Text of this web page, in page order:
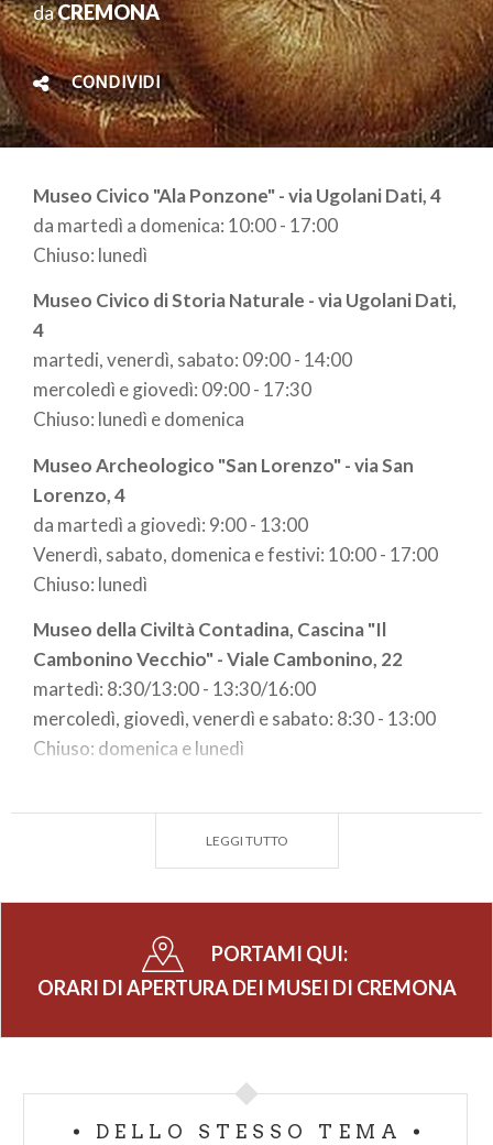
daCREMONA
CONDIVIDI
Museo Civico "Ala Ponzone" - via Ugolani Dati, 4
da martedì a domenica: 10:00 - 17:00
Chiuso: lunedì
Museo Civico di Storia Naturale - via Ugolani Dati,
4
martedi, venerdì, sabato: 09:00 - 14:00
mercoledì e giovedì: 09:00 - 17:30
Chiuso: lunedì e domenica
Museo Archeologico "San Lorenzo" - via San
Lorenzo, 4
da martedì a giovedì: 9:00 - 13:00
Venerdì, sabato, domenica e festivi: 10:00 - 17:00
Chiuso: lunedì
Museo della Civiltà Contadina, Cascina "Il
Cambonino Vecchio" - Viale Cambonino, 22
martedì: 8:30/13:00 - 13:30/16:00
mercoledì, giovedì, venerdì e sabato: 8:30 - 13:00
Chiuso: domenica e lunedì
sabato e domenica e festivi: 10:00 -18:00
da martedì a domenica: 10:00/13:00 - 14:30/18:00
Chiuso: lunedì
LEGGI TUTTO
PORTAMI QUI:
ORARI DI APERTURA DEI MUSEI DI CREMONA
DELLO STESSO TEMA